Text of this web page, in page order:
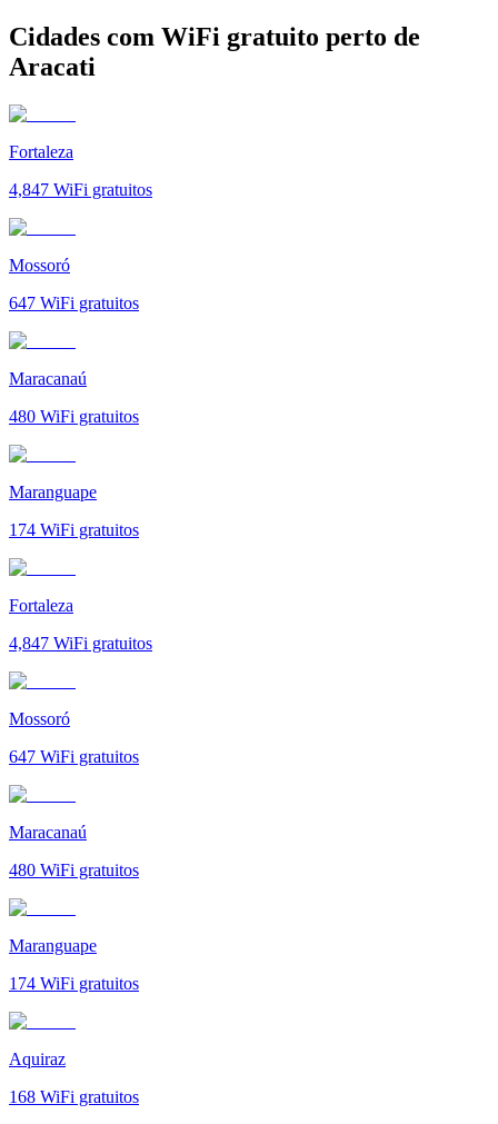
Cidades com WiFi gratuito perto de
Aracati
Fortaleza
4,847 WiFi gratuitos
Mossoró
647 WiFi gratuitos
Maracanaú
480 WiFi gratuitos
Maranguape
174 WiFi gratuitos
Fortaleza
4,847 WiFi gratuitos
Mossoró
647 WiFi gratuitos
Maracanaú
480 WiFi gratuitos
Maranguape
174 WiFi gratuitos
Aquiraz
168 WiFi gratuitos